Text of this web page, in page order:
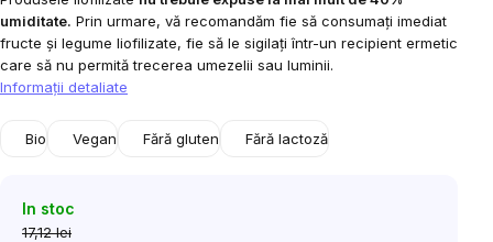
umiditate. Prin urmare, vă recomandăm fie să consumați imediat
fructe și legume liofilizate, fie să le sigilați într-un recipient ermetic
care să nu permită trecerea umezelii sau luminii.
Informaţii detaliate
Bio Vegan Fără gluten Fără lactoză
In stoc
17,12 lei